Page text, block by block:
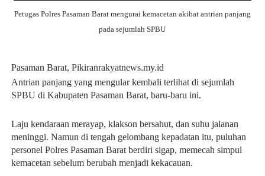
Petugas Polres Pasaman Barat mengurai kemacetan akibat antrian panjang
pada sejumlah SPBU
Pasaman Barat, Pikiranrakyatnews.my.id
Antrian panjang yang mengular kembali terlihat di sejumlah
SPBU di Kabupaten Pasaman Barat, baru-baru ini.
Laju kendaraan merayap, klakson bersahut, dan suhu jalanan
meninggi. Namun di tengah gelombang kepadatan itu, puluhan
personel Polres Pasaman Barat berdiri sigap, memecah simpul
kemacetan sebelum berubah menjadi kekacauan.